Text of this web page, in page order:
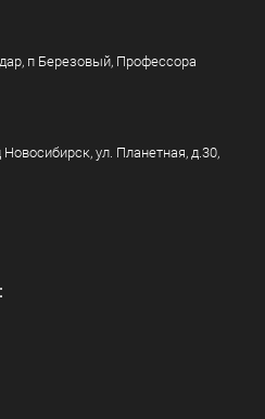
п Березовый, Профессора
ул. Планетная, д.30,